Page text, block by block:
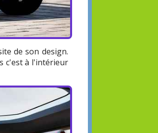
de son design.
c'est à l'intérieur